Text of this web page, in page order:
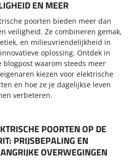
EN MEER
poorten bieden meer dan
veiligheid. Ze combineren gemak,
en milieuvriendelijkheid in
oplossing. Ontdek in
blogpost waarom steeds meer
kiezen voor elektrische
en hoe ze je dagelijkse leven
verbeteren.
POORTEN OP DE
PRIJSBEPALING EN
OVERWEGINGEN